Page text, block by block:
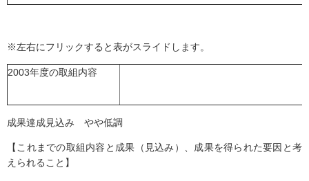
※左右にフリックすると表がスライドします。
2003年度の取組内容
成果達成見込み やや低調
【これまでの取組内容と成果（見込み）、成果を得られた要因と考
えられること】